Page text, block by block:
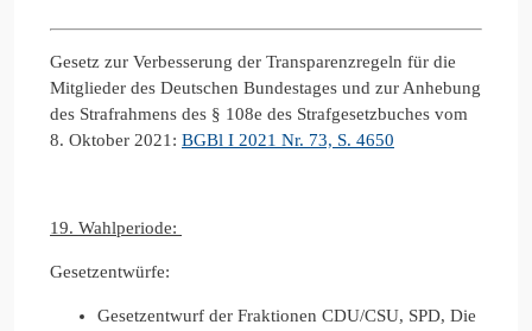
Gesetz zur Verbesserung der Transparenzregeln für die
Mitglieder des Deutschen Bundestages und zur Anhebung
des Strafrahmens des § 108e des Strafgesetzbuches vom
8. Oktober 2021: BGBl I 2021 Nr. 73, S. 4650
19. Wahlperiode:
Gesetzentwürfe:
Gesetzentwurf der Fraktionen CDU/CSU, SPD, Die